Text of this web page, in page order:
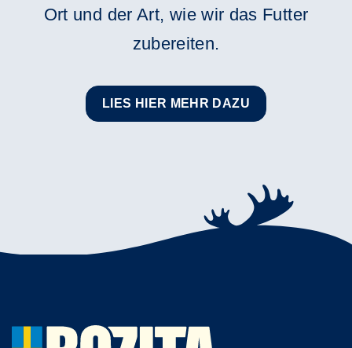
Ort und der Art, wie wir das Futter
zubereiten.
LIES HIER MEHR DAZU